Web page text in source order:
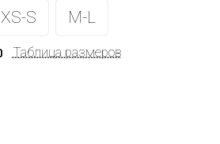
XS-S M-L
Таблица размеров